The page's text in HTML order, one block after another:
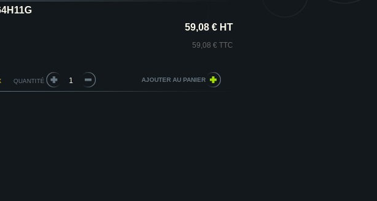
59,08 € HT
59,08 € TTC
QUANTITÉ